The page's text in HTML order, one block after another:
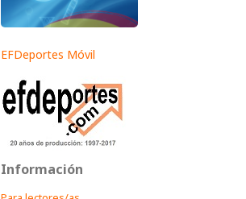
EFDeportes Móvil
Información